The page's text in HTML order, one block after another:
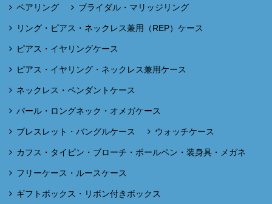
ペアリング ブライダル・マリッジリング
リング・ピアス・ネックレス兼用（REP）ケース
ピアス・イヤリングケース
ピアス・イヤリング・ネックレス兼用ケース
ネックレス・ペンダントケース
パール・ロングネック・オメガケース
ブレスレット・バングルケース ウォッチケース
カフス・タイピン・ブローチ・ボールペン・装身具・メガネ
フリーケース・ルースケース
ギフトボックス・リボン付きボックス